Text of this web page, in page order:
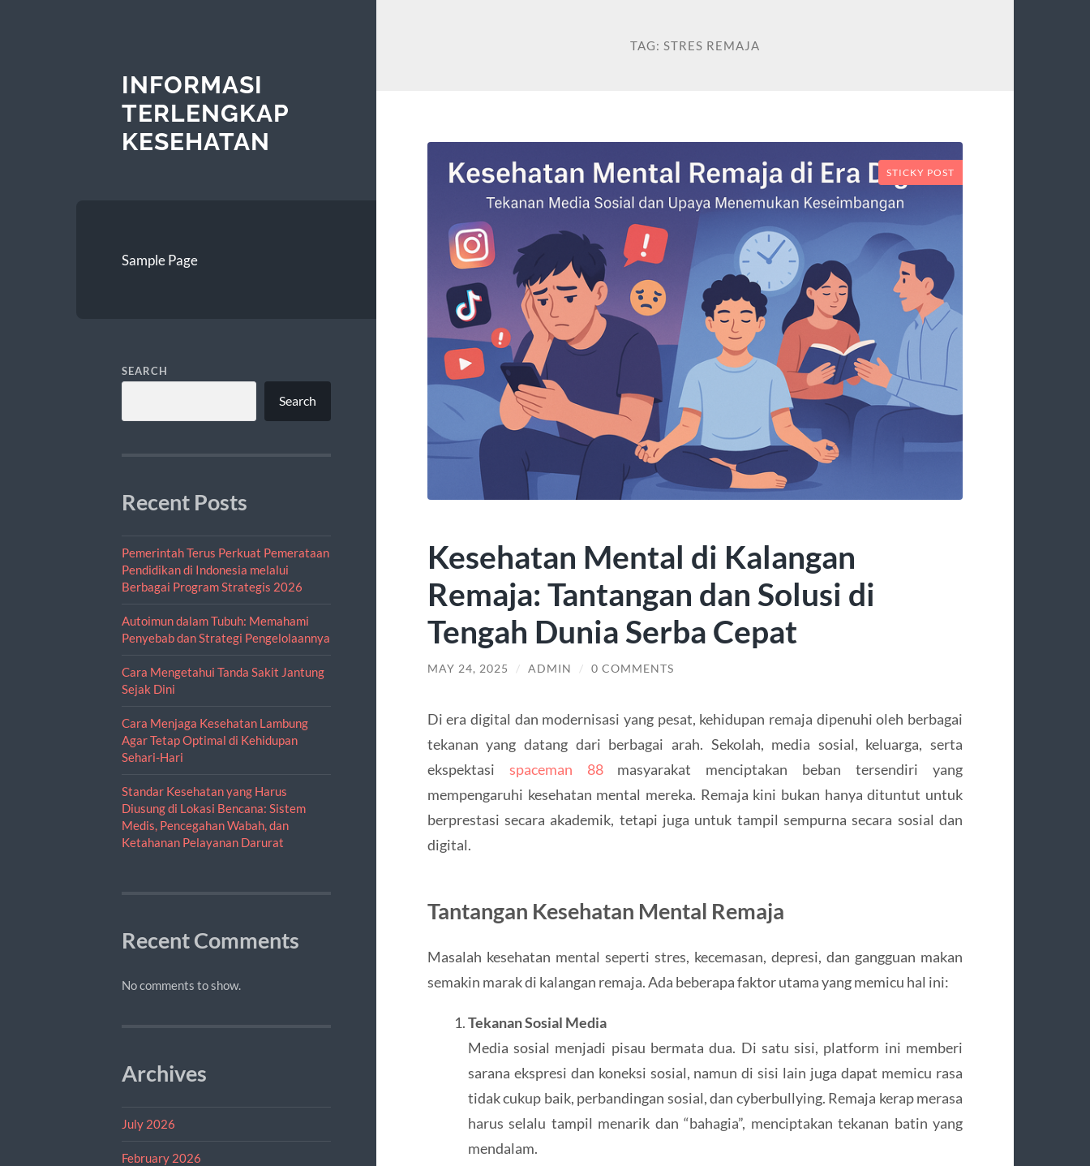
INFORMASI
TERLENGKAP
KESEHATAN
Sample Page
SEARCH
Search
Recent Posts
Pemerintah Terus Perkuat Pemerataan
Pendidikan di Indonesia melalui
Berbagai Program Strategis 2026
Autoimun dalam Tubuh: Memahami
Penyebab dan Strategi Pengelolaannya
Cara Mengetahui Tanda Sakit Jantung
Sejak Dini
Cara Menjaga Kesehatan Lambung
Agar Tetap Optimal di Kehidupan
Sehari-Hari
Standar Kesehatan yang Harus
Diusung di Lokasi Bencana: Sistem
Medis, Pencegahan Wabah, dan
Ketahanan Pelayanan Darurat
Recent Comments
No comments to show.
Archives
July 2026
February 2026
TAG: STRES REMAJA
STICKY POST
Kesehatan Mental di Kalangan
Remaja: Tantangan dan Solusi di
Tengah Dunia Serba Cepat
MAY 24, 2025 / ADMIN / 0 COMMENTS
Di era digital dan modernisasi yang pesat, kehidupan remaja dipenuhi oleh berbagai
tekanan yang datang dari berbagai arah. Sekolah, media sosial, keluarga, serta
ekspektasi spaceman 88masyarakat menciptakan beban tersendiri yang
mempengaruhi kesehatan mental mereka. Remaja kini bukan hanya dituntut untuk
berprestasi secara akademik, tetapi juga untuk tampil sempurna secara sosial dan
digital.
Tantangan Kesehatan Mental Remaja
Masalah kesehatan mental seperti stres, kecemasan, depresi, dan gangguan makan
semakin marak di kalangan remaja. Ada beberapa faktor utama yang memicu hal ini:
Tekanan Sosial Media
Media sosial menjadi pisau bermata dua. Di satu sisi, platform ini memberi
sarana ekspresi dan koneksi sosial, namun di sisi lain juga dapat memicu rasa
tidak cukup baik, perbandingan sosial, dan cyberbullying. Remaja kerap merasa
harus selalu tampil menarik dan “bahagia”, menciptakan tekanan batin yang
mendalam.